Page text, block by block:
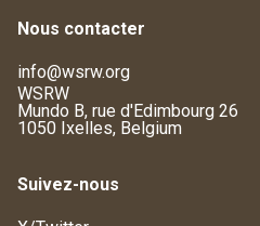
Nous contacter
info@wsrw.org
WSRW
Mundo B, rue d'Edimbourg 26
1050 Ixelles, Belgium
Suivez-nous